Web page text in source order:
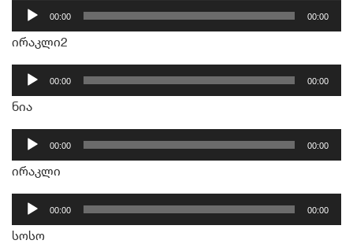
აუდიო
დამკვრელი
00:00 00:00
ირაკლი2
აუდიო
დამკვრელი
00:00 00:00
ნია
აუდიო
დამკვრელი
00:00 00:00
ირაკლი
აუდიო
დამკვრელი
00:00 00:00
სოსო